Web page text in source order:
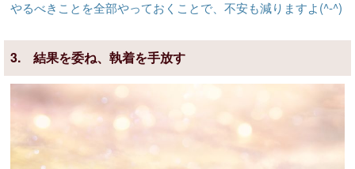
やるべきことを全部やっておくことで、不安も減りますよ(^-^)
3. 結果を委ね、執着を手放す